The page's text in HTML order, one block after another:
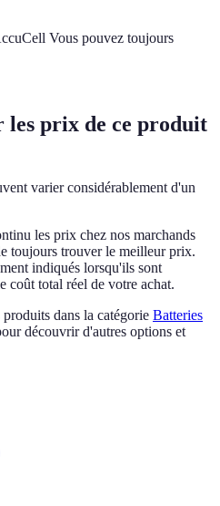
Vous pouvez toujours
les prix de ce produit
varier considérablement d'un
les prix chez nos marchands
toujours trouver le meilleur prix.
indiqués lorsqu'ils sont
coût total réel de votre achat.
dans la catégorie Batteries
découvrir d'autres options et